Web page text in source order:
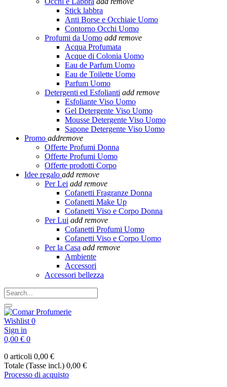
Stick labbra
Anti Borse e Occhiaie Uomo
Contorno Occhi Uomo
Profumi da Uomo add remove
Acqua Profumata
Acque di Colonia Uomo
Eau de Parfum Uomo
Eau de Toilette Uomo
Parfum Uomo
Detergenti ed Esfolianti add remove
Esfoliante Viso Uomo
Gel Detergente Viso Uomo
Mousse Detergente Viso Uomo
Sapone Detergente Viso Uomo
Promo addremove
Offerte Profumi Donna
Offerte Profumi Uomo
Offerte prodotti Corpo
Idee regalo add remove
Per Lei add remove
Cofanetti Fragranze Donna
Cofanetti Make Up
Cofanetti Viso e Corpo Donna
Per Lui add remove
Cofanetti Profumi Uomo
Cofanetti Viso e Corpo Uomo
Per la Casa add remove
Ambiente
Accessori
Accessori bellezza
Wishlist 0
Sign in
0,00 € 0
0 articoli 0,00 €
Totale (Tasse incl.) 0,00 €
Processo di acquisto